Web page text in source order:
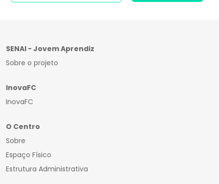
SENAI - Jovem Aprendiz
Sobre o projeto
InovaFC
InovaFC
O Centro
Sobre
Espaço Físico
Estrutura Administrativa